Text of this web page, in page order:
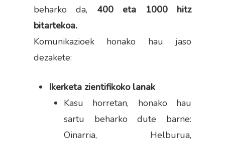
beharko da, 400 eta 1000 hitz
bitartekoa.
Komunikazioek honako hau jaso
dezakete:
Ikerketa zientifikoko lanak
Kasu horretan, honako hau
sartu beharko dute barne:
Oinarria, Helburua,